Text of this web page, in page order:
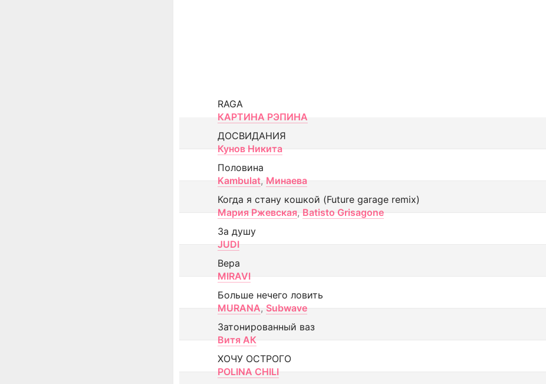
RAGA
КАРТИНА РЭПИНА
ДОСВИДАНИЯ
Кунов Никита
Половина
Kambulat, Минаева
Когда я стану кошкой (Future garage remix)
Мария Ржевская, Batisto Grisagone
За душу
JUDI
Вера
MIRAVI
Больше нечего ловить
MURANA, Subwave
Затонированный ваз
Витя АК
ХОЧУ ОСТРОГО
POLINA CHILI